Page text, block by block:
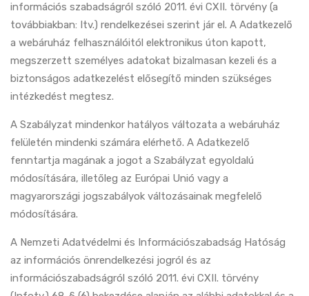
információs szabadságról szóló 2011. évi CXII. törvény (a
továbbiakban: Itv.) rendelkezései szerint jár el. A Adatkezelő
a webáruház felhasználóitól elektronikus úton kapott,
megszerzett személyes adatokat bizalmasan kezeli és a
biztonságos adatkezelést elősegítő minden szükséges
intézkedést megtesz.
A Szabályzat mindenkor hatályos változata a webáruház
felületén mindenki számára elérhető. A Adatkezelő
fenntartja magának a jogot a Szabályzat egyoldalú
módosítására, illetőleg az Európai Unió vagy a
magyarországi jogszabályok változásainak megfelelő
módosítására.
A Nemzeti Adatvédelmi és Információszabadság Hatóság
az információs önrendelkezési jogról és az
információszabadságról szóló 2011. évi CXII. törvény